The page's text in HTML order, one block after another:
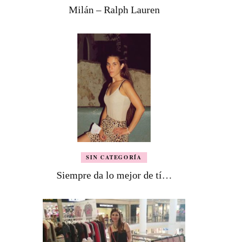
Milán – Ralph Lauren
SIN CATEGORÍA
Siempre da lo mejor de tí…